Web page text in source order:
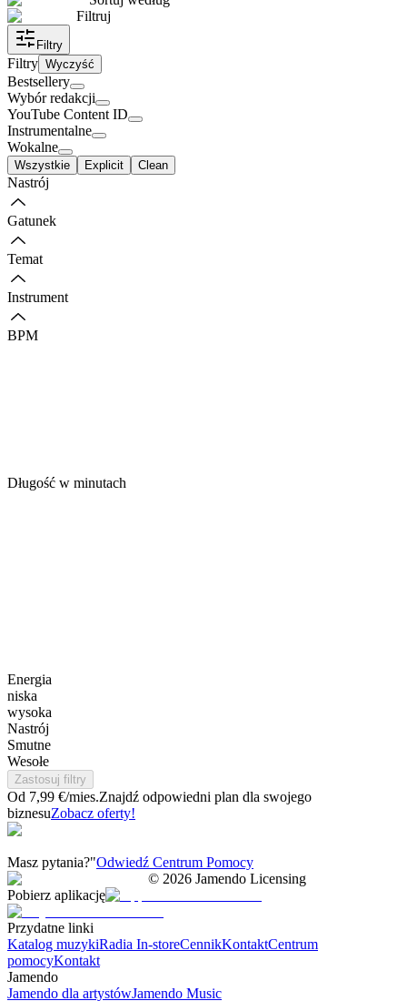
Filtruj
Filtry
Filtry Wyczyść
Bestsellery
Wybór redakcji
YouTube Content ID
Instrumentalne
Wokalne
Wszystkie Explicit Clean
Nastrój
Gatunek
Temat
Instrument
BPM
Długość w minutach
Energia
niska
wysoka
Nastrój
Smutne
Wesołe
Zastosuj filtry
Od 7,99 €/mies.Znajdź odpowiedni plan dla swojego
biznesuZobacz oferty!
Masz pytania?"Odwiedź Centrum Pomocy
© 2026 Jamendo Licensing
Pobierz aplikację
Przydatne linki
Katalog muzykiRadia In-storeCennikKontaktCentrum
pomocyKontakt
Jamendo
Jamendo dla artystówJamendo Music